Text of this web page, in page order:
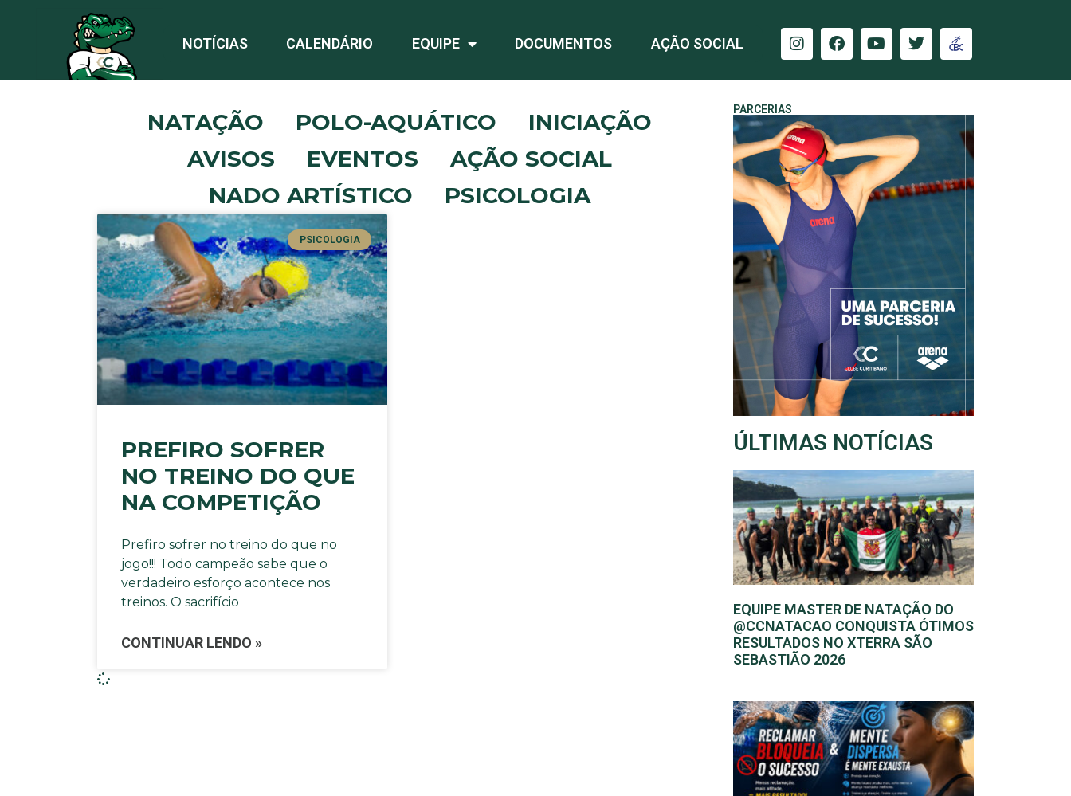
NOTÍCIAS CALENDÁRIO EQUIPE DOCUMENTOS AÇÃO SOCIAL
NATAÇÃO POLO-AQUÁTICO
INICIAÇÃO
AVISOS
EVENTOS
AÇÃO SOCIAL
NADO ARTÍSTICO
PSICOLOGIA
PSICOLOGIA
PREFIRO SOFRER
NO TREINO DO QUE
NA COMPETIÇÃO
Prefiro sofrer no treino do que no
jogo!!! Todo campeão sabe que o
verdadeiro esforço acontece nos
treinos. O sacrifício
CONTINUAR LENDO »
PARCERIAS
ÚLTIMAS NOTÍCIAS
EQUIPE MASTER DE NATAÇÃO DO
@CCNATACAO CONQUISTA ÓTIMOS
RESULTADOS NO XTERRA SÃO
SEBASTIÃO 2026